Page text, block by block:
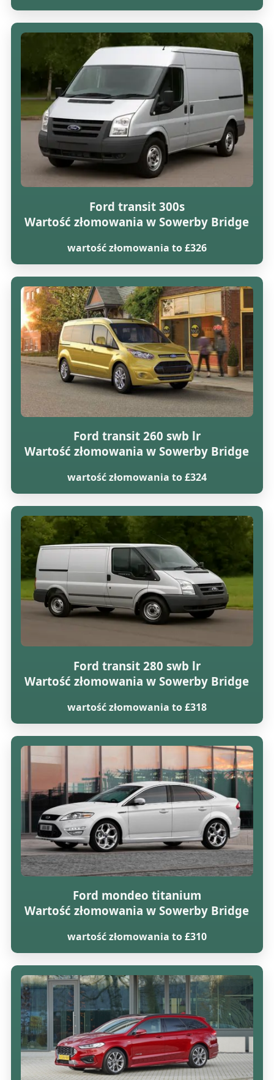
Ford transit 300s
Wartość złomowania w Sowerby Bridge
wartość złomowania to £326
Ford transit 260 swb lr
Wartość złomowania w Sowerby Bridge
wartość złomowania to £324
Ford transit 280 swb lr
Wartość złomowania w Sowerby Bridge
wartość złomowania to £318
Ford mondeo titanium
Wartość złomowania w Sowerby Bridge
wartość złomowania to £310